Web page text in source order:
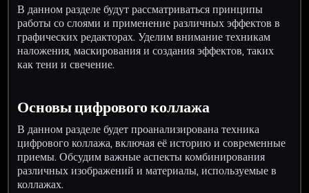
В данном разделе будут рассматриваться принципы
работы со слоями и применение различных эффектов в
графических редакторах. Уделим внимание техникам
наложения, маскирования и создания эффектов, таких
как тени и свечение.
Основы цифрового коллажа
В данном разделе будет проанализирована техника
цифрового коллажа, включая её историю и современные
приемы. Обсудим важные аспекты комбинирования
различных изображений и материалы, используемые в
коллажах.